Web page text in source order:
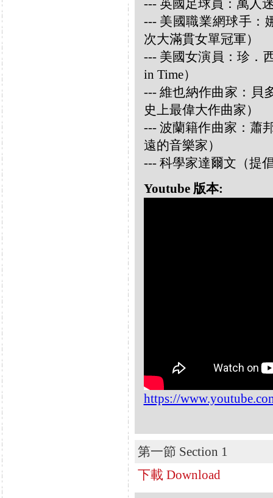
--- 英國足球員：萬人
--- 美國職業網球手：
次大滿貫女單冠軍）
--- 美國女演員：珍．
in Time）
--- 維也納作曲家：貝
史上最偉大作曲家）
--- 波蘭籍作曲家：蕭
遠的音樂家）
--- 科學家達爾文（提
Youtube 版本:
https://
第一節 Section 1
下載 Download